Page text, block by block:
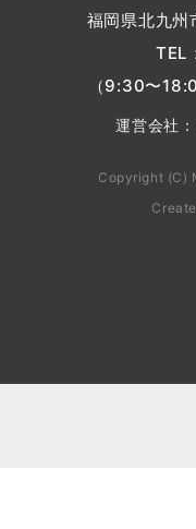
福岡県北九
TEL
（9:30〜
運営会社：
Copyright (C)